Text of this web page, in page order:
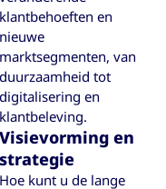
klantbehoeften en
nieuwe
marktsegmenten, van
duurzaamheid tot
digitalisering en
klantbeleving.
Visievorming en
strategie
Hoe kunt u de lange